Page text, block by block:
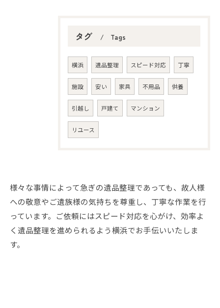
タグ Tags
横浜 遺品整理 スピード対応 丁寧
施設 安い 家具 不用品 供養
引越し 戸建て マンション
リユース
様々な事情によって急ぎの遺品整理であっても、故人様
への敬意やご遺族様の気持ちを尊重し、丁寧な作業を行
っています。ご依頼にはスピード対応を心がけ、効率よ
く遺品整理を進められるよう横浜でお手伝いいたしま
す。